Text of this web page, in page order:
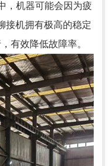
，机器可能会因为疲
接机拥有极高的稳定
有效降低故障率。